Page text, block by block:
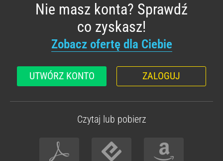
Nie masz konta? Sprawdź
co zyskasz!
Zobacz ofertę dla Ciebie
UTWÓRZ KONTO ZALOGUJ
Czytaj lub pobierz